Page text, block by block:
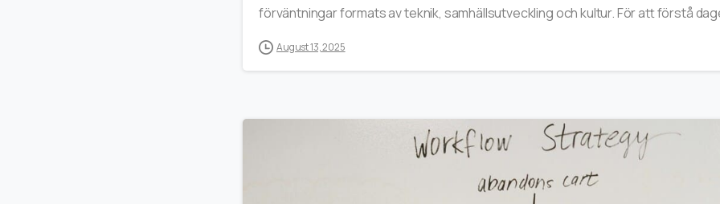
förväntningar formats av teknik, samhällsutveckling och kultur. För att förstå
August 13, 2025